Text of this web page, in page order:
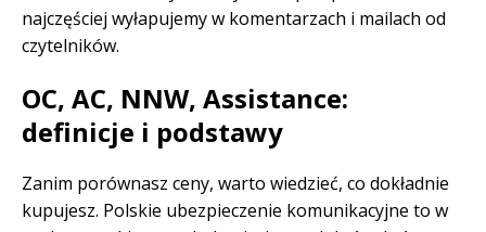
najczęściej wyłapujemy w komentarzach i mailach od
czytelników.
OC, AC, NNW, Assistance:
definicje i podstawy
Zanim porównasz ceny, warto wiedzieć, co dokładnie
kupujesz. Polskie ubezpieczenie komunikacyjne to w